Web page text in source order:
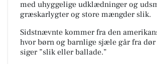
med uhyggelige udklædninger og
græskarlygter og store mængder slik.
Sidstnævnte kommer fra den
hvor børn og barnlige sjæle går fra
siger ”slik eller ballade.”